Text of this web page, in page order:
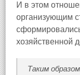
И в этом
организующим
хозяйственной
Таким